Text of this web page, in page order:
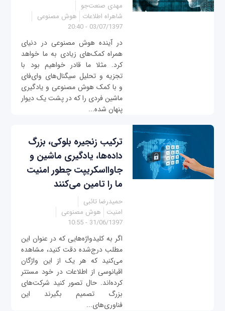
مهدی صنعت‌جو
شاهراه اطلاعات
هوش مصنوعی
03/07/1397 - 20:40
در آینده هوش مصنوعی در دنیای
همراه کمک‌های زیادی به ما خواهد
کرد. مثلا ما قادر خواهیم بود با
تجزیه و تحلیل سیگنال‌های وای‌فای
و با کمک هوش مصنوعی و یادگیری
ماشین فردی را که در پشت یک دیوار
پنهان شده...
ترکیب زنجیره بلوکی، بزرگ
داده‌ها، یادگیری ماشین و
جاوااسکریپت چطور امنیت
ما را تامین می‌کنند
حمیدرضا تائبی
امنیت
هوش مصنوعی
31/06/1397 - 10:55
اگر به کلیدواژه‌هایی که در عنوان این
مطلب درج‌شده دقت کنید، مشاهده
می‌کنید که هر یک از این واژگان
اقیانوسی از اطلاعات در خود مستتر
کرده‌اند. حال تصور کنید شرکت‌های
بزرگ تصمیم بگیرند این
فناوری‌های...